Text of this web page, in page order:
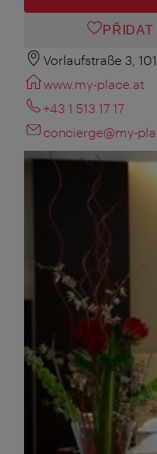
Vorlaufstraße 3,
www.my-place.at
+43 1 513 17 17
concierge@my-